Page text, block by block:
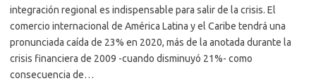
integración regional es indispensable para salir de la crisis. El
comercio internacional de América Latina y el Caribe tendrá una
pronunciada caída de 23% en 2020, más de la anotada durante la
crisis financiera de 2009 -cuando disminuyó 21%- como
consecuencia de…